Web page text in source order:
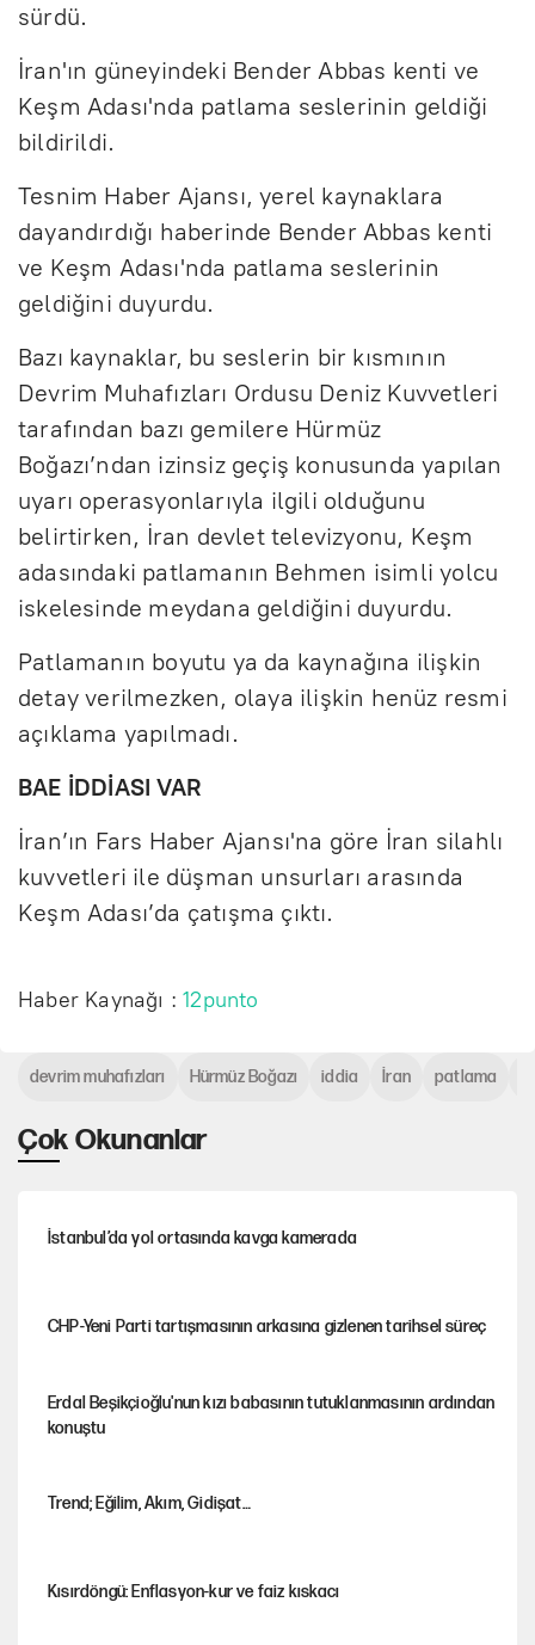
sürdü.
İran'ın güneyindeki Bender Abbas kenti ve
Keşm Adası'nda patlama seslerinin geldiği
bildirildi.
Tesnim Haber Ajansı, yerel kaynaklara
dayandırdığı haberinde Bender Abbas kenti
ve Keşm Adası'nda patlama seslerinin
geldiğini duyurdu.
Bazı kaynaklar, bu seslerin bir kısmının
Devrim Muhafızları Ordusu Deniz Kuvvetleri
tarafından bazı gemilere Hürmüz
Boğazı’ndan izinsiz geçiş konusunda yapılan
uyarı operasyonlarıyla ilgili olduğunu
belirtirken, İran devlet televizyonu, Keşm
adasındaki patlamanın Behmen isimli yolcu
iskelesinde meydana geldiğini duyurdu.
Patlamanın boyutu ya da kaynağına ilişkin
detay verilmezken, olaya ilişkin henüz resmi
açıklama yapılmadı.
BAE İDDİASI VAR
İran’ın Fars Haber Ajansı'na göre İran silahlı
kuvvetleri ile düşman unsurları arasında
Keşm Adası’da çatışma çıktı.
Haber Kaynağı :12punto
Çok Okunanlar
İstanbul’da yol ortasında kavga kamerada
CHP-Yeni Parti tartışmasının arkasına gizlenen tarihsel süreç
Erdal Beşikçioğlu'nun kızı babasının tutuklanmasının ardından
konuştu
Trend; Eğilim, Akım, Gidişat…
Kısırdöngü: Enflasyon-kur ve faiz kıskacı
devrim muhafızları Hürmüz Boğazı iddia İran patlama